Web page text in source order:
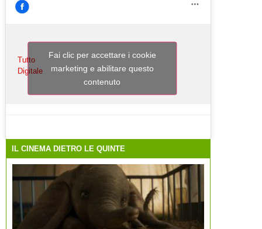
Tutto
Digitale
Fai clic per accettare i cookie
marketing e abilitare questo
contenuto
IL CINEMA DIETRO LE QUINTE